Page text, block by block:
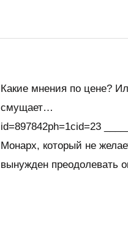
Какие мнения по цене?
смущает…
id=897842ph=1cid=23
Монарх, который не
вынужден преодолевать